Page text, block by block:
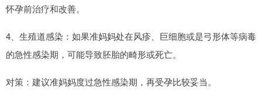
怀孕前治疗和改善。
4、生殖道感染：如果准妈妈处在风疹、巨细胞或是弓形体等病毒
的急性感染期，可能导致胚胎的畸形或死亡。
对策：建议准妈妈度过急性感染期，再受孕比较妥当。